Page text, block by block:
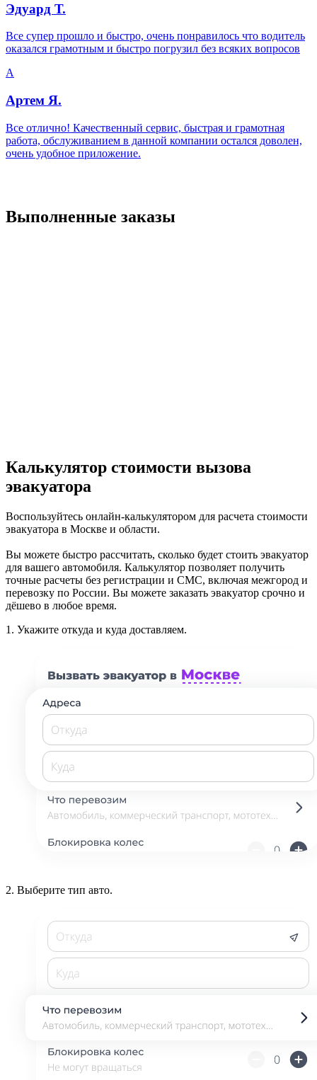
Эдуард Т.
Все супер прошло и быстро, очень понравилось что водитель
оказался грамотным и быстро погрузил без всяких вопросов
А
Артем Я.
Все отлично! Качественный сервис, быстрая и грамотная
работа, обслуживанием в данной компании остался доволен,
очень удобное приложение.
Выполненные заказы
Калькулятор стоимости вызова
эвакуатора
Воспользуйтесь онлайн-калькулятором для расчета стоимости
эвакуатора в Москве и области.
Вы можете быстро рассчитать, сколько будет стоить эвакуатор
для вашего автомобиля. Калькулятор позволяет получить
точные расчеты без регистрации и СМС, включая межгород и
перевозку по России. Вы можете заказать эвакуатор срочно и
дёшево в любое время.
1. Укажите откуда и куда доставляем.
2. Выберите тип авто.